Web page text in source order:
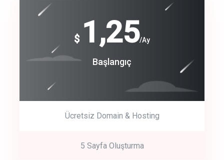
$ 1,25/Ay
Başlangıç
Ücretsiz Domain & Hosting
5 Sayfa Oluşturma
Free
Basic